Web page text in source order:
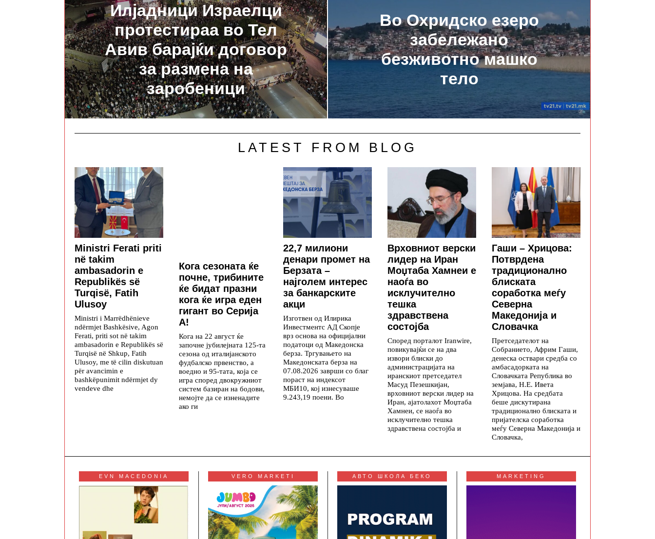
Илјадници Израелци
протестираа во Тел
Авив барајќи договор
за размена на
заробеници
Во Охридско езеро
забележано
безживотно машко
тело
LATEST FROM BLOG
Ministri Ferati priti
në takim
ambasadorin e
Republikës së
Turqisë, Fatih
Ulusoy
Ministri i Marrëdhënieve
ndërmjet Bashkësive, Agon
Ferati, priti sot në takim
ambasadorin e Republikës së
Turqisë në Shkup, Fatih
Ulusoy, me të cilin diskutuan
për avancimin e
bashkëpunimit ndërmjet dy
vendeve dhe
Кога сезоната ќе
почне, трибините
ќе бидат празни
кога ќе игра еден
гигант во Серија
А!
Кога на 22 август ќе
започне јубилејната 125-та
сезона од италијанското
фудбалско првенство, а
воедно и 95-тата, која се
игра според двокружниот
систем базиран на бодови,
немојте да се изненадите
ако ги
22,7 милиони
денари промет на
Берзата –
најголем интерес
за банкарските
акци
Изготвен од Илирика
Инвестментс АД Скопје
врз основа на официјални
податоци од Македонска
берза. Тргувањето на
Македонската берза на
07.08.2026 заврши со благ
пораст на индексот
МБИ10, кој изнесуваше
9.243,19 поени. Во
Врховниот верски
лидер на Иран
Моџтаба Хамнеи е
наоѓа во
исклучително
тешка
здравствена
состојба
Според порталот Iranwire,
повикувајќи се на два
извори блиски до
администрацијата на
иранскиот претседател
Масуд Пезешкијан,
врховниот верски лидер на
Иран, ајатолахот Моџтаба
Хамнеи, се наоѓа во
исклучително тешка
здравствена состојба и
Гаши – Хрицова:
Потврдена
традиционално
блиската
соработка меѓу
Северна
Македонија и
Словачка
Претседателот на
Собранието, Африм Гаши,
денеска оствари средба со
амбасадорката на
Словачката Република во
земјава, Н.Е. Ивета
Хрицова. На средбата
беше дискутирана
традиционално блиската и
пријателска соработка
меѓу Северна Македонија и
Словачка,
EVN MACEDONIA VERO MARKETI АВТО ШКОЛА БЕКО MARKETING